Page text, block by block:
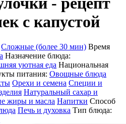
с капустой
Сложные (более 30 мин) Время
Назначение блюда:
уютная еда Национальная
питания: Овощные блюда
Орехи и семена Специи и
Натуральный сахар и
жиры и масла Напитки Способ
Печь и духовка Тип блюда: